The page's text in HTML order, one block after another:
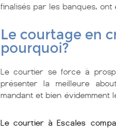
finalisés par les banques,
Le courtage en
pourquoi?
Le courtier se force à
présenter la meilleure
mandant et bien évidemment
Le courtier à Escales